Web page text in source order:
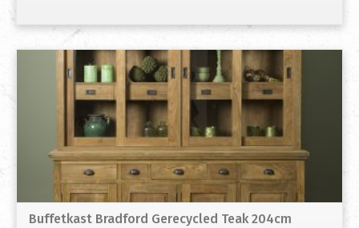
Buffetkast Bradford Gerecycled Teak 204cm